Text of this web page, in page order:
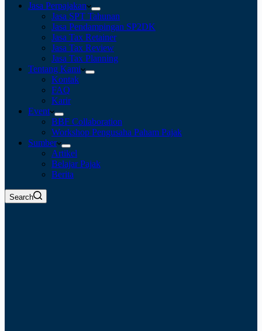
Jasa Perpajakan
Jasa SPT Tahunan
Jasa Pendampingan SP2DK
Jasa Tax Retainer
Jasa Tax Review
Jasa Tax Planning
Tentang Kami
Kontak
FAQ
Karir
Event
BBF Collaboration
Workshop Pengusaha Paham Pajak
Sumber
Artikel
Belajar Pajak
Berita
Search